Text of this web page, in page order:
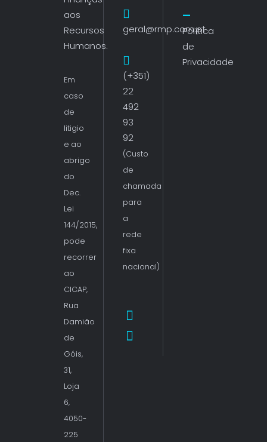
aos
Recursos
Humanos.
Em
caso
de
litigio
e ao
abrigo
do
Dec.
Lei
144/2015,
pode
recorrer
ao
CICAP,
Rua
Damião
de
Góis,
31,
Loja
6,
4050-
225
geral@rmp.com.pt
(+351)
22
492
93
92
(Custo
de
chamada
para
a
rede
fixa
nacional)
Política
de
Privacidade